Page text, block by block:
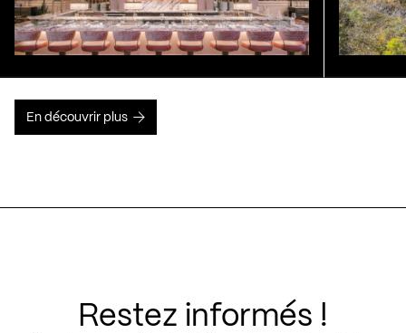
En découvrir plus
Restez informés !